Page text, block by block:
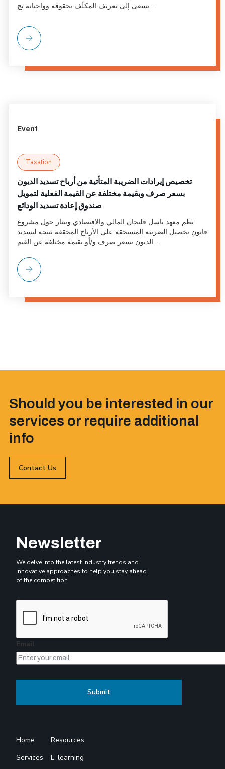
يسعى إلى تعريف المكلّف بحقوقه وواجباته تج...
Event
Taxation
تخصيص إيرادات الضريبة المتأتية من أرباح تسديد الديون
بسعر صرف وبقيمة مختلفة عن القيمة الفعلية لتمويل
صندوق إعادة تسديد الودائع
نظم معهد باسل فليحان المالي والاقتصادي وبينار حول مشروع
قانون تحصيل الضريبة المستحقة على الأرباح المحققة نتيجة لتسديد
الديون بسعر صرف و/أو بقيمة مختلفة عن القيم...
Should you be interested in our
services or require additional
info
Contact Us
Newsletter
We delve into the latest industry trends and
innovative approaches to help you stay ahead
of the competition
Email
Home
Services
Resources
E-learning